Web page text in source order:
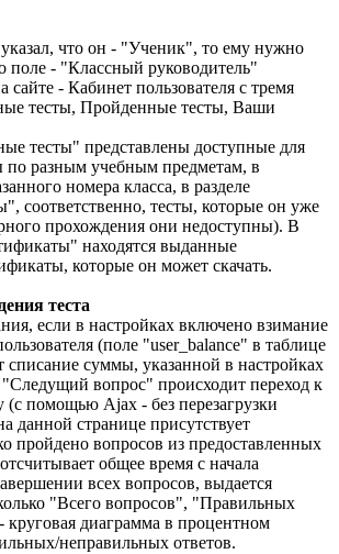
указал, что он - "Ученик", то ему нужно
поле - "Классный руководитель"
сайте - Кабинет пользователя с тремя
тесты, Пройденные тесты, Ваши
тесты" представлены доступные для
по разным учебным предметам, в
номера класса, в разделе
соответственно, тесты, которые он уже
прохождения они недоступны). В
находятся выданные
которые он может скачать.
теста
если в настройках включено взимание
(поле "user_balance" в таблице
списание суммы, указанной в настройках
вопрос" происходит переход к
(с помощью Ajax - без перезагрузки
данной странице присутствует
пройдено вопросов из предоставленных
общее время с начала
всех вопросов, выдается
"Всего вопросов", "Правильных
круговая диаграмма в процентном
неправильных ответов.